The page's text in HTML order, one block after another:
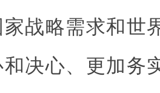
战略需求和世
决心、更加务